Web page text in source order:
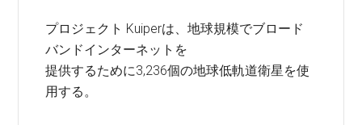
プロジェクト Kuiperは、地球規模でブロード
バンドインターネットを
提供するために3,236個の地球低軌道衛星を使
用する。